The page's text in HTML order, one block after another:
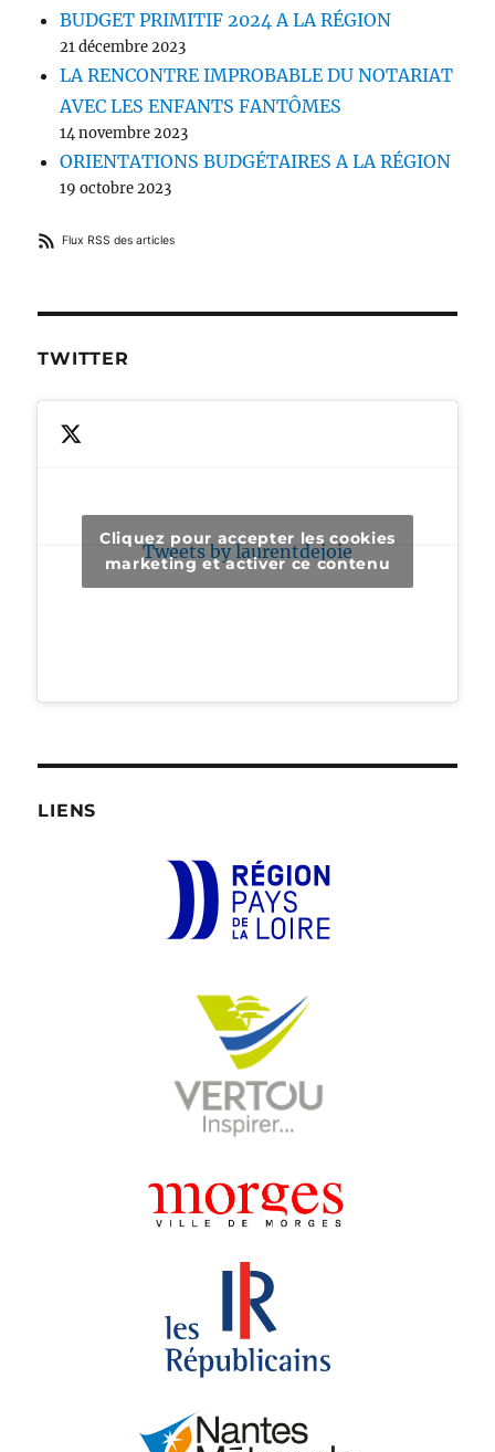
BUDGET PRIMITIF 2024 A LA RÉGION
21 décembre 2023
LA RENCONTRE IMPROBABLE DU NOTARIAT
AVEC LES ENFANTS FANTÔMES
14 novembre 2023
ORIENTATIONS BUDGÉTAIRES A LA RÉGION
19 octobre 2023
Flux RSS des articles
TWITTER
Tweets by laurentdejoie
Cliquez pour accepter les cookies
marketing et activer ce contenu
LIENS